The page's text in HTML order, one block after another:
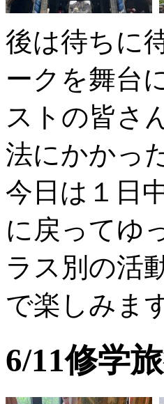
後は待ちに
ークを舞台
ストの皆さ
法にかかっ
今日は１日
に戻ってゆ
ラス別の活
で楽しみま
6/11修学